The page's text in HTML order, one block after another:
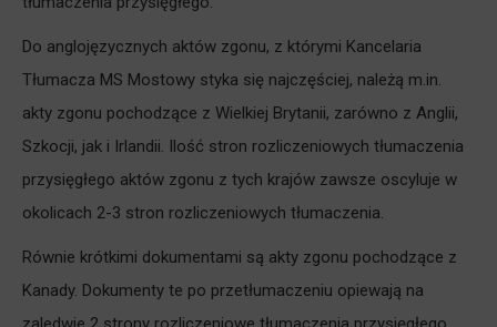
Do anglojęzycznych aktów zgonu, z którymi Kancelaria
Tłumacza MS Mostowy styka się najczęściej, należą m.in.
akty zgonu pochodzące z Wielkiej Brytanii, zarówno z Anglii,
Szkocji, jak i Irlandii. Ilość stron rozliczeniowych tłumaczenia
przysięgłego aktów zgonu z tych krajów zawsze oscyluje w
okolicach 2-3 stron rozliczeniowych tłumaczenia.
Równie krótkimi dokumentami są akty zgonu pochodzące z
Kanady. Dokumenty te po przetłumaczeniu opiewają na